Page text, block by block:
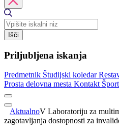
Išči
Priljubljena iskanja
Predmetnik Študijski koledar
Prosta delovna mesta Kontakt Šport
AktualnoV Laboratoriju za
zagotavljanja dostopnosti za